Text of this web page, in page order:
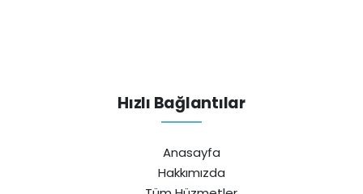
Hızlı Bağlantılar
Anasayfa
Hakkımızda